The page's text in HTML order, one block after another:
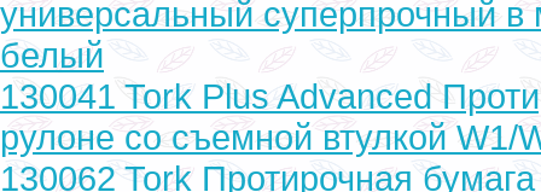
универсальный суперпрочный
белый
130041 Tork Plus Advanced
рулоне со съемной втулкой W1/
130062 Tork Протирочная